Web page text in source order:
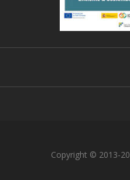
Copyright © 2013-